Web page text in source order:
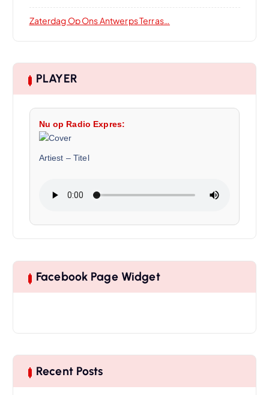
Zaterdag Op Ons Antwerps Terras…
PLAYER
Nu op Radio Expres:
Artiest – Titel
Facebook Page Widget
Recent Posts